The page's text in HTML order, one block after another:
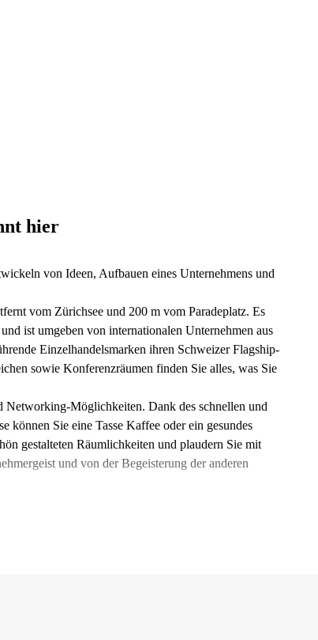
hier
von Ideen, Aufbauen eines Unternehmens und
vom Zürichsee und 200 m vom Paradeplatz. Es
ist umgeben von internationalen Unternehmen aus
Einzelhandelsmarken ihren Schweizer Flagship-
sowie Konferenzräumen finden Sie alles, was Sie
Networking-Möglichkeiten. Dank des schnellen und
können Sie eine Tasse Kaffee oder ein gesundes
gestalteten Räumlichkeiten und plaudern Sie mit
und von der Begeisterung der anderen